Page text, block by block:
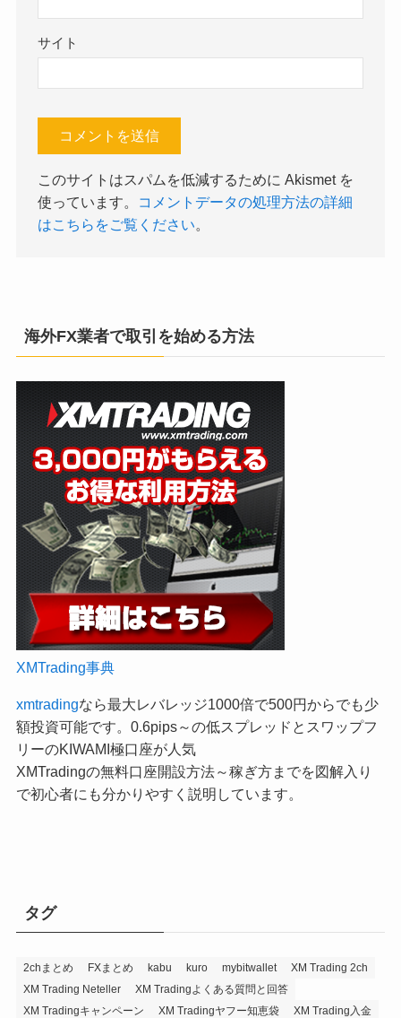
サイト
このサイトはスパムを低減するために Akismet を
使っています。
コメントデータの処理方法の詳細
はこちらをご覧ください。
海外FX業者で取引を始める方法
XMTrading事典
xmtradingなら最大レバレッジ1000倍で500円からでも少
額投資可能です。0.6pips～の低スプレッドとスワップフ
リーのKIWAMI極口座が人気
XMTradingの無料口座開設方法～稼ぎ方までを図解入り
で初心者にも分かりやすく説明しています。
タグ
2chまとめ FXまとめ kabu kuro mybitwallet
XM Trading 2ch
XM Trading Neteller
XM Tradingよくある質問と回答
XM Tradingキャンペーン
XM Tradingヤフー知恵袋 XM Trading入金